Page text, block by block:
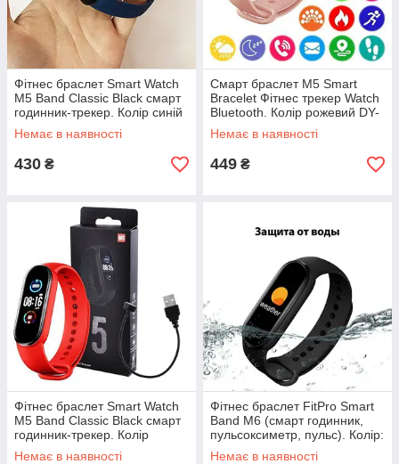
Фітнес браслет Smart Watch
M5 Band Classic Black смарт
годинник-трекер. Колір синій
QL-12
Немає в наявності
430 ₴
Смарт браслет M5 Smart
Bracelet Фітнес трекер Watch
Bluetooth. Колір рожевий DY-
63
Немає в наявності
449 ₴
Фітнес браслет Smart Watch
M5 Band Classic Black смарт
годинник-трекер. Колір
червоний TD-74
Немає в наявності
Фітнес браслет FitPro Smart
Band M6 (смарт годинник,
пульсоксиметр, пульс). Колір:
чорний XD-13
Немає в наявності